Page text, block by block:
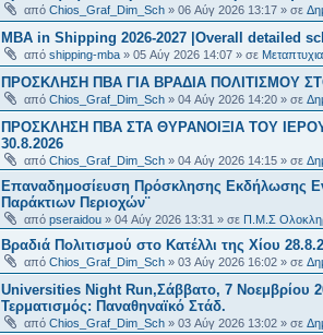
από Chios_Graf_Dim_Sch » 06 Αύγ 2026 13:17 » σε
MBA in Shipping 2026-2027 |Overall detailed
από shipping-mba » 05 Αύγ 2026 14:07 » σε
ΠΡΟΣΚΛΗΣΗ ΠΒΑ ΓΙΑ ΒΡΑΔΙΑ ΠΟΛΙΤΙΣΜΟΥ
από Chios_Graf_Dim_Sch » 04 Αύγ 2026 14:20 » σε
ΠΡΟΣΚΛΗΣΗ ΠΒΑ ΣΤΑ ΘΥΡΑΝΟΙΞΙΑ ΤΟΥ
30.8.2026
από Chios_Graf_Dim_Sch » 04 Αύγ 2026 14:15 » σε
Επαναδημοσίευση Πρόσκλησης Εκδήλωσης
Παράκτιων Περιοχών¨
από pseraidou » 04 Αύγ 2026 13:31 » σε Π.Μ.Σ
Βραδιά Πολιτισμού στο Κατέλλι της Χίου
από Chios_Graf_Dim_Sch » 03 Αύγ 2026 16:02 » σε
Universities Night Run,Σάββατο, 7 Νοεμβρίου
Τερματισμός: Παναθηναϊκό Στάδ.
από Chios_Graf_Dim_Sch » 03 Αύγ 2026 13:02 » σε